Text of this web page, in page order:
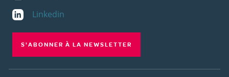
Linkedin
S'ABONNER À LA NEWSLETTER